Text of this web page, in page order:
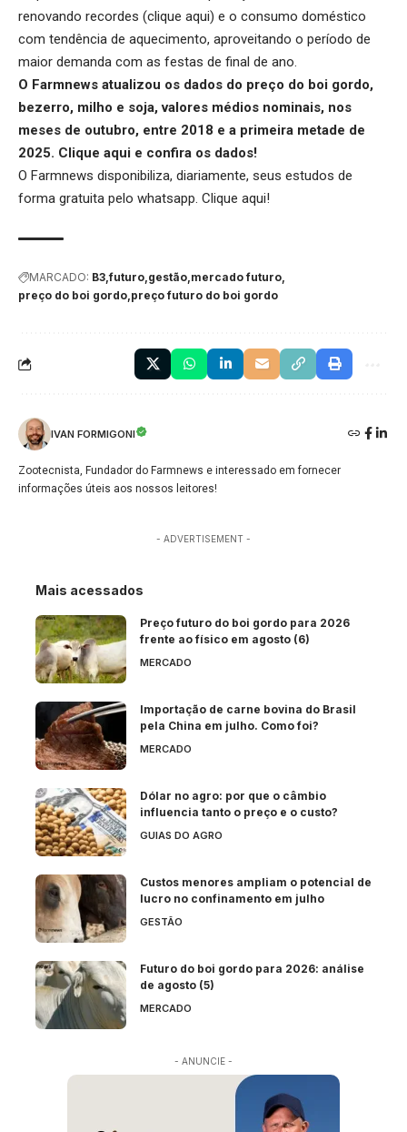
renovando recordes (clique aqui) e o consumo doméstico
com tendência de aquecimento, aproveitando o período de
maior demanda com as festas de final de ano.
O Farmnews atualizou os dados do preço do boi gordo,
bezerro, milho e soja, valores médios nominais, nos
meses de outubro, entre 2018 e a primeira metade de
2025. Clique aqui e confira os dados!
O Farmnews disponibiliza, diariamente, seus estudos de
forma gratuita pelo whatsapp. Clique aqui!
MARCADO: B3 futuro gestão mercado futuro
preço do boi gordo preço futuro do boi gordo
IVAN FORMIGONI
Zootecnista, Fundador do Farmnews e interessado em fornecer
informações úteis aos nossos leitores!
- ADVERTISEMENT -
Mais acessados
Preço futuro do boi gordo para 2026
frente ao físico em agosto (6)
MERCADO
Importação de carne bovina do Brasil
pela China em julho. Como foi?
MERCADO
Dólar no agro: por que o câmbio
influencia tanto o preço e o custo?
GUIAS DO AGRO
Custos menores ampliam o potencial de
lucro no confinamento em julho
GESTÃO
Futuro do boi gordo para 2026: análise
de agosto (5)
MERCADO
- ANUNCIE -